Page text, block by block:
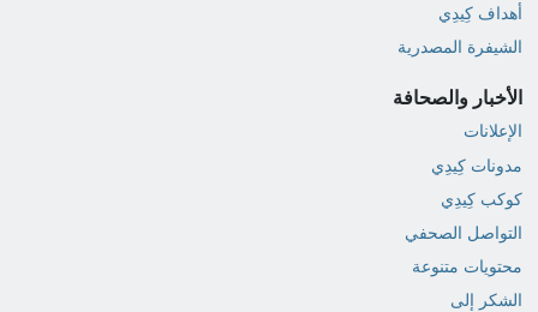
أهداف كِيدِي
الشيفرة المصدرية
الأخبار والصحافة
الإعلانات
مدونات كِيدِي
كوكب كِيدِي
التواصل الصحفي
محتويات متنوعة
الشكر إلى